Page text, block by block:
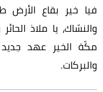
فيا خير بقاع الأرض
والنسّاك، يا ملاذ
مكّة الخير عهد
والبركات.